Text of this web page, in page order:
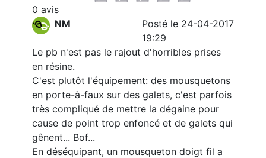
0 avis
NM
Posté le 24-04-2017
19:29
Le pb n'est pas le rajout d'horribles prises
en résine.
C'est plutôt l'équipement: des mousquetons
en porte-à-faux sur des galets, c'est parfois
très compliqué de mettre la dégaine pour
cause de point trop enfoncé et de galets qui
gênent... Bof...
En déséquipant, un mousqueton doigt fil a